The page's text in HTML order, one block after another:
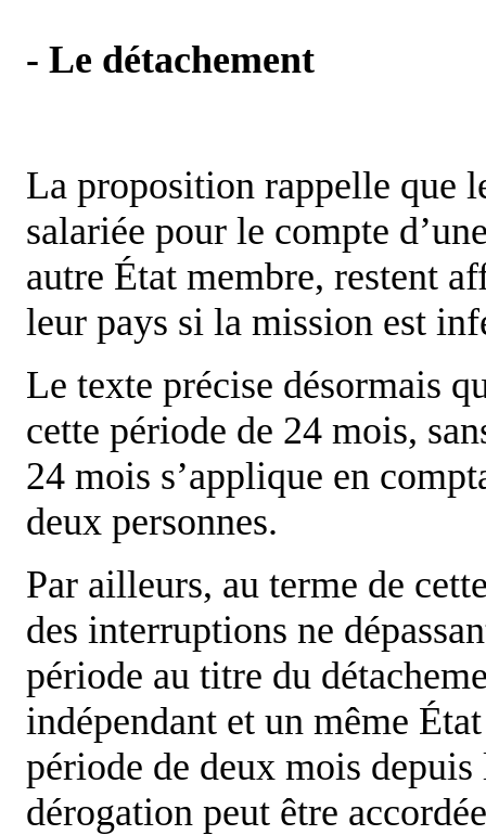
- Le détachement
La proposition rappelle que
salariée pour le compte
autre État membre, restent
leur pays si la mission est
Le texte précise désormais
cette période de 24 mois,
24 mois s’applique en
deux personnes.
Par ailleurs, au terme de
des interruptions ne
période au titre du
indépendant et un même
période de deux mois
dérogation peut être